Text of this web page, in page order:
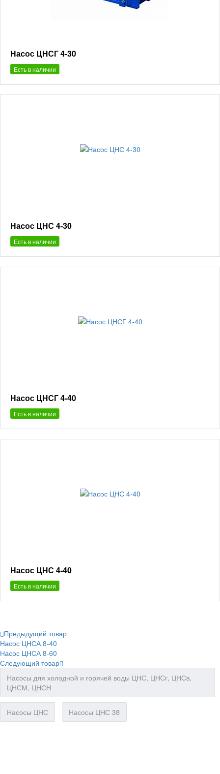
Насос ЦНСГ 4-30
Есть в наличии
Насос ЦНС 4-30
Есть в наличии
Насос ЦНСГ 4-40
Есть в наличии
Насос ЦНС 4-40
Есть в наличии
Предыдущий товар
Насос ЦНСА 8-40
Насос ЦНСА 8-60
Следующий товар
Насосы для холодной и горячей воды ЦНС, ЦНСг, ЦНСв,
ЦНСМ, ЦНСН
Насосы ЦНС Насосы ЦНС 38